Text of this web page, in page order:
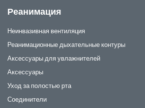
Реанимация
Неинвазивная вентиляция
Реанимационные дыхательные контуры
Аксессуары для увлажнителей
Аксессуары
Уход за полостью рта
Соединители